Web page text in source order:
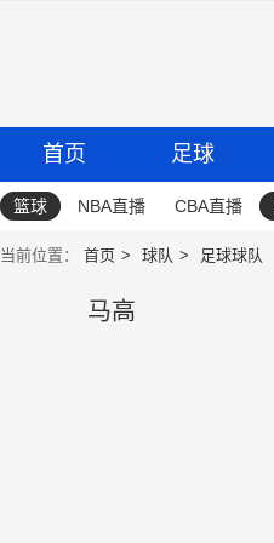
首页 足球
篮球 NBA直播 CBA直播
当前位置： 首页 球队 足球球队
马高